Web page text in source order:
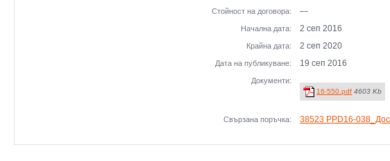
Стойност на договора: —
Начална дата: 2 сеп 2016
Крайна дата: 2 сеп 2020
Дата на публикуване: 19 сеп 2016
Документи:
16-550.pdf 4603 Kb
Свързана поръчка: 38523 PPD16-